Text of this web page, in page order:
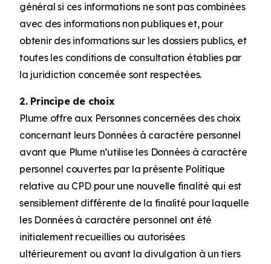
général si ces informations ne sont pas combinées
avec des informations non publiques et, pour
obtenir des informations sur les dossiers publics, et
toutes les conditions de consultation établies par
la juridiction concernée sont respectées.
2. Principe de choix
Plume offre aux Personnes concernées des choix
concernant leurs Données à caractère personnel
avant que Plume n’utilise les Données à caractère
personnel couvertes par la présente Politique
relative au CPD pour une nouvelle finalité qui est
sensiblement différente de la finalité pour laquelle
les Données à caractère personnel ont été
initialement recueillies ou autorisées
ultérieurement ou avant la divulgation à un tiers